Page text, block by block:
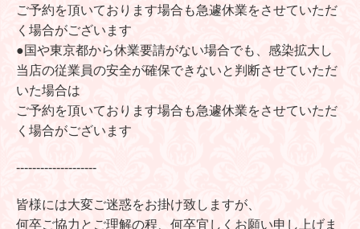
ご予約を頂いております場合も急遽休業をさせていただ
く場合がございます
●国や東京都から休業要請がない場合でも、感染拡大し
当店の従業員の安全が確保できないと判断させていただ
いた場合は
ご予約を頂いております場合も急遽休業をさせていただ
く場合がございます
--------------------
皆様には大変ご迷惑をお掛け致しますが、
何卒ご協力とご理解の程、何卒宜しくお願い申し上げま